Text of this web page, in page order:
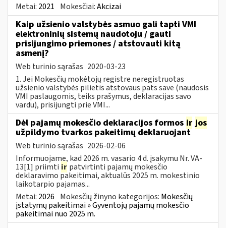
Metai: 2021 Mokesčiai:Akcizai
Kaip užsienio valstybės asmuo gali tapti VMI
elektroninių sistemų naudotoju / gauti
prisijungimo priemones / atstovauti kitą
asmenį?
Web turinio sąrašas 2020-03-23
1. Jei Mokesčių mokėtojų registre neregistruotas
užsienio valstybės pilietis atstovaus pats save (naudosis
VMI paslaugomis, teiks prašymus, deklaracijas savo
vardu), prisijungti prie VMI...
Dėl pajamų mokesčio deklaracijos formos ir jos
užpildymo tvarkos pakeitimų deklaruojant
Web turinio sąrašas 2026-02-06
Informuojame, kad 2026 m. vasario 4 d. įsakymu Nr. VA-
13[1] priimti ir patvirtinti pajamų mokesčio
deklaravimo pakeitimai, aktualūs 2025 m. mokestinio
laikotarpio pajamas...
Metai: 2026 Mokesčių žinyno kategorijos: Mokesčių
įstatymų pakeitimai » Gyventojų pajamų mokesčio
pakeitimai nuo 2025 m.